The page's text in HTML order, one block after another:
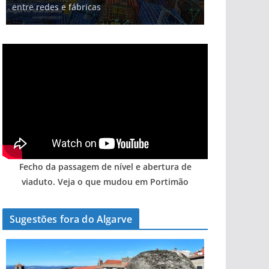
entre redes e fábricas
hotéis (com vídeo)
gastronómica nasce no Algarve
Algarve voltam a ter vida (com vídeo)
arribas em risco no Algarve (com vídeo)
Fecho da passagem de nível e abertura de
viaduto. Veja o que mudou em Portimão
Sugestões fora do Algarve